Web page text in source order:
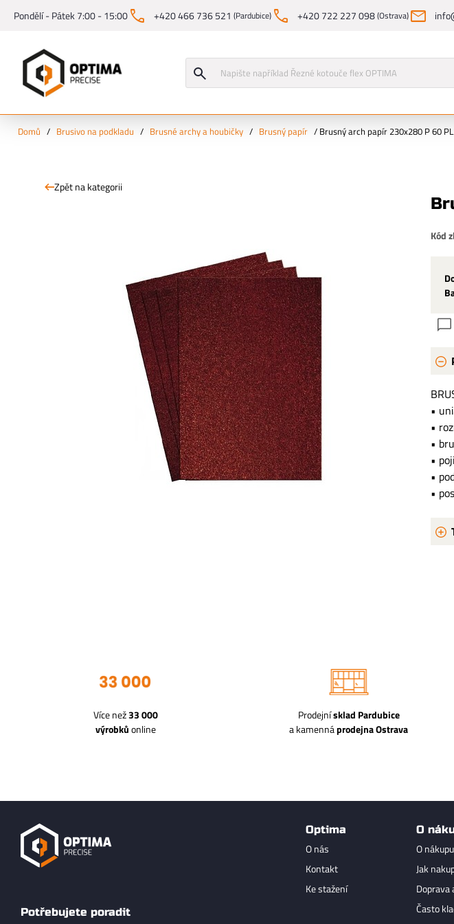
Pondělí - Pátek 7:00 - 15:00 +420 466 736 521 (Pardubice) +420 722 227 098(Ostrava)
Domů / Brusivo na podkladu / Brusné archy a houbičky / Brusný papír / Brusný arch papír 230x280 P 60
Zpět na kategorii
Kód
•
•
•
•
•
•
Více než33 000
výrobkůonline
Prodejnísklad Pardubice
a kamennáprodejna Ostrava
Optima
O nás
Kontakt
Ke stažení
O
O nákupu
Jak
Doprava
Často
Potřebujete poradit